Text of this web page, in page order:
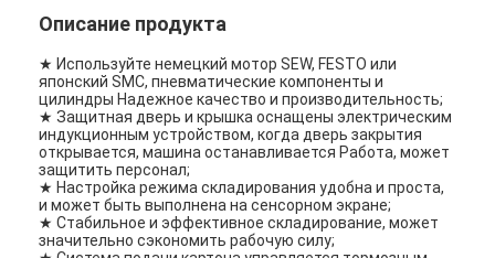
Описание продукта
★ Используйте немецкий мотор SEW, FESTO или
японский SMC, пневматические компоненты и
цилиндры Надежное качество и производительность;
★ Защитная дверь и крышка оснащены электрическим
индукционным устройством, когда дверь закрытия
открывается, машина останавливается Работа, может
защитить персонал;
★ Настройка режима складирования удобна и проста,
и может быть выполнена на сенсорном экране;
★ Стабильное и эффективное складирование, может
значительно сэкономить рабочую силу;